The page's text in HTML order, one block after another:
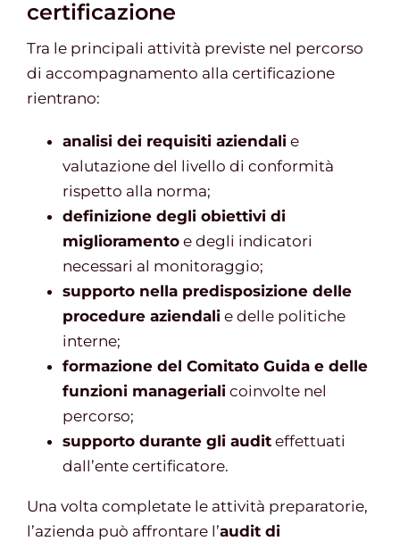
certificazione
Tra le principali attività previste nel percorso
di accompagnamento alla certificazione
rientrano:
analisi dei requisiti aziendali e
valutazione del livello di conformità
rispetto alla norma;
definizione degli obiettivi di
miglioramento e degli indicatori
necessari al monitoraggio;
supporto nella predisposizione delle
procedure aziendali e delle politiche
interne;
formazione del Comitato Guida e delle
funzioni manageriali coinvolte nel
percorso;
supporto durante gli audit effettuati
dall’ente certificatore.
Una volta completate le attività preparatorie,
l’azienda può affrontare l’audit di